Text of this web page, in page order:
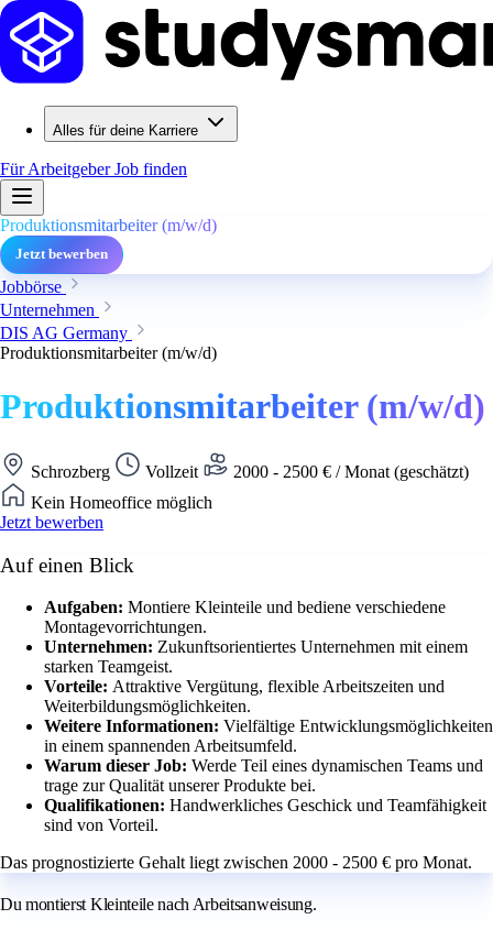
Alles für deine Karriere
Für ArbeitgeberJob finden
Produktionsmitarbeiter (m/w/d)
Jetzt bewerben
Jobbörse
Unternehmen
DIS AG Germany
Produktionsmitarbeiter (m/w/d)
Produktionsmitarbeiter (m/w/d)
Schrozberg Vollzeit
2000 - 2500 € / Monat (geschätzt)
Kein Homeoffice möglich
Jetzt bewerben
Auf einen Blick
Aufgaben: Montiere Kleinteile und bediene verschiedene
Montagevorrichtungen.
Unternehmen: Zukunftsorientiertes Unternehmen mit einem
starken Teamgeist.
Vorteile: Attraktive Vergütung, flexible Arbeitszeiten und
Weiterbildungsmöglichkeiten.
Weitere Informationen: Vielfältige Entwicklungsmöglichkeiten
in einem spannenden Arbeitsumfeld.
Warum dieser Job: Werde Teil eines dynamischen Teams und
trage zur Qualität unserer Produkte bei.
Qualifikationen: Handwerkliches Geschick und Teamfähigkeit
sind von Vorteil.
Das prognostizierte Gehalt liegt zwischen 2000 - 2500 € pro Monat.
Du montierst Kleinteile nach Arbeitsanweisung.